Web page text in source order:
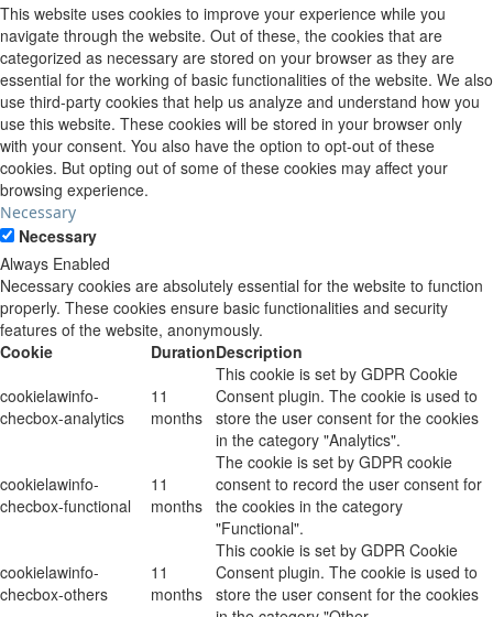
This website uses cookies to improve your experience while you
navigate through the website. Out of these, the cookies that are
categorized as necessary are stored on your browser as they are
essential for the working of basic functionalities of the website. We also
use third-party cookies that help us analyze and understand how you
use this website. These cookies will be stored in your browser only
with your consent. You also have the option to opt-out of these
cookies. But opting out of some of these cookies may affect your
browsing experience.
Necessary
Necessary
Always Enabled
Necessary cookies are absolutely essential for the website to function
properly. These cookies ensure basic functionalities and security
features of the website, anonymously.
Cookie
DurationDescription
cookielawinfo-
checbox-analytics
11
months
This cookie is set by GDPR Cookie
Consent plugin. The cookie is used to
store the user consent for the cookies
in the category "Analytics".
cookielawinfo-
checbox-functional
11
months
The cookie is set by GDPR cookie
consent to record the user consent for
the cookies in the category
"Functional".
cookielawinfo-
checbox-others
11
months
This cookie is set by GDPR Cookie
Consent plugin. The cookie is used to
store the user consent for the cookies